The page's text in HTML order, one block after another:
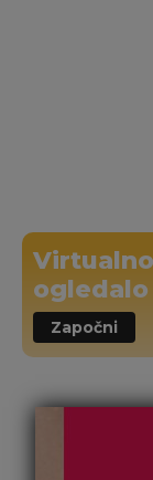
Virtualno
ogledalo
Započni